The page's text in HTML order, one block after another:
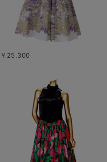
￥25,300